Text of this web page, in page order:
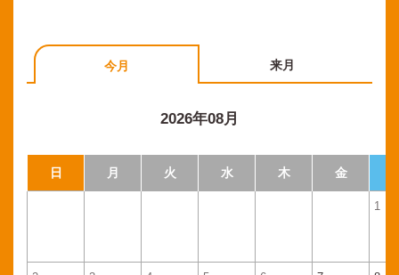
今月 来月
2026年08月
日 月 火 水 木 金
1